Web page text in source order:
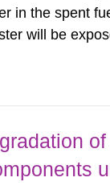
in the spent
will be